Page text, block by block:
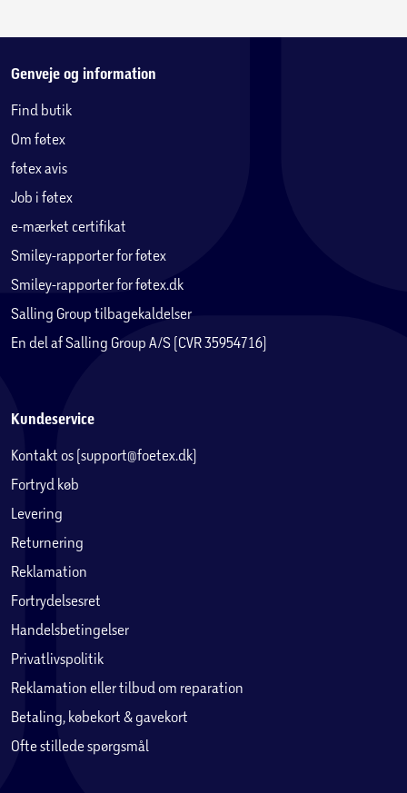
Genveje og information
Find butik
Om føtex
føtex avis
Job i føtex
e-mærket certifikat
Smiley-rapporter for føtex
Smiley-rapporter for føtex.dk
Salling Group tilbagekaldelser
En del af Salling Group A/S (CVR 35954716)
Kundeservice
Kontakt os (support@foetex.dk)
Fortryd køb
Levering
Returnering
Reklamation
Fortrydelsesret
Handelsbetingelser
Privatlivspolitik
Reklamation eller tilbud om reparation
Betaling, købekort & gavekort
Ofte stillede spørgsmål